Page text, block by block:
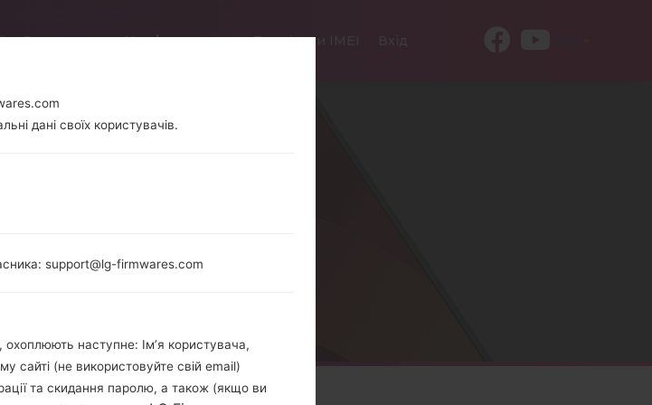
Як прошити Наші проекти Провірити IMEI
DUAL LTE
дані своїх користувачів.
support@lg-firmwares.com
охоплюють наступне: Ім’я користувача,
сайті (не використовуйте свій email)
та скидання паролю, а також (якщо ви